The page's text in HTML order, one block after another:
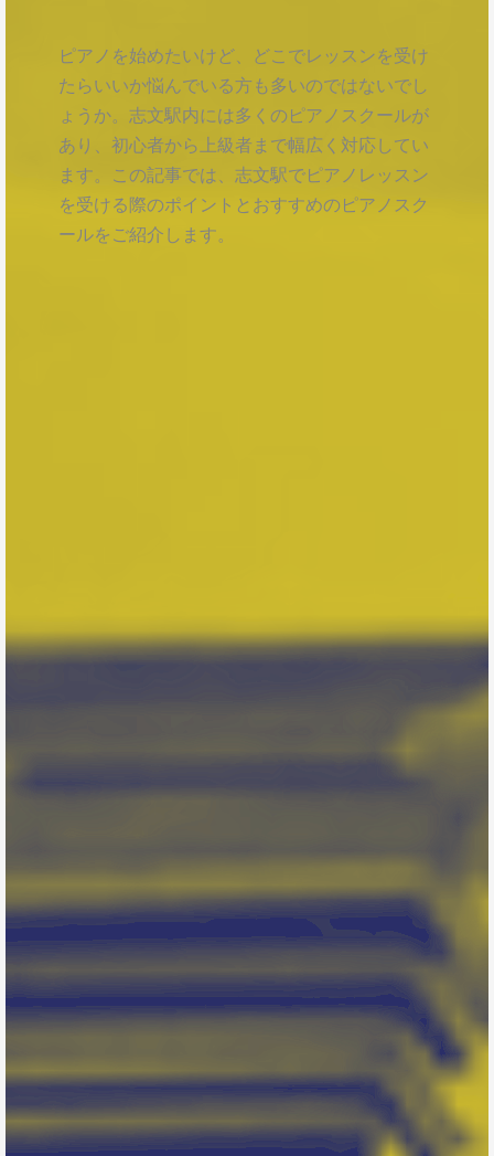
ピアノを始めたいけど、どこでレッスンを受け
たらいいか悩んでいる方も多いのではないでし
ょうか。志文駅内には多くのピアノスクールが
あり、初心者から上級者まで幅広く対応してい
ます。この記事では、志文駅でピアノレッスン
を受ける際のポイントとおすすめのピアノスク
ールをご紹介します。